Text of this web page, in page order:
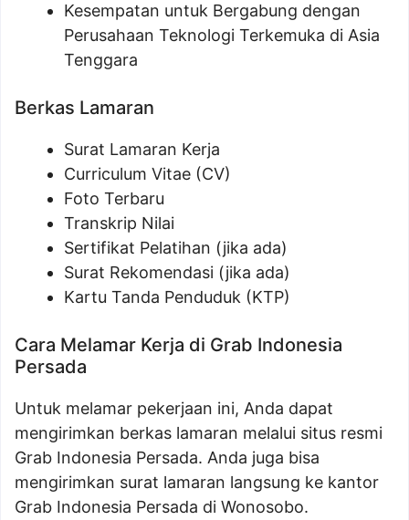
Kesempatan untuk Bergabung dengan
Perusahaan Teknologi Terkemuka di Asia
Tenggara
Berkas Lamaran
Surat Lamaran Kerja
Curriculum Vitae (CV)
Foto Terbaru
Transkrip Nilai
Sertifikat Pelatihan (jika ada)
Surat Rekomendasi (jika ada)
Kartu Tanda Penduduk (KTP)
Cara Melamar Kerja di Grab Indonesia
Persada
Untuk melamar pekerjaan ini, Anda dapat
mengirimkan berkas lamaran melalui situs resmi
Grab Indonesia Persada. Anda juga bisa
mengirimkan surat lamaran langsung ke kantor
Grab Indonesia Persada di Wonosobo.